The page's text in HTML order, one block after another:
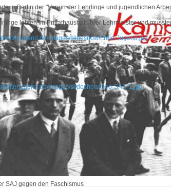
SAJ gegen den Faschismus
in Berlin der "Verein der Lehrlinge und jugendlichen
lebten im Privathaushalt ihrer Lehrmeister und
images/slideshow/Freie-Jugend.jpg
Geschichte & Gegenwart
Mit Hilfe eines GPS-Codes einen versteckten Gegenstand
images/slideshow/Geo-SAJ_1.jpg
Uncategorised Forschungsworkshop "Arbeit-Jugend-
"Arbeit-Jugend-Bewegung" - ein